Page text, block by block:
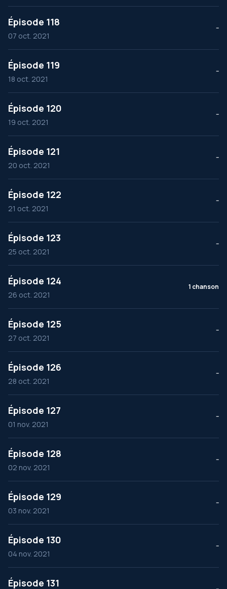
Épisode 118
07 oct. 2021
--
Épisode 119
18 oct. 2021
--
Épisode 120
19 oct. 2021
--
Épisode 121
20 oct. 2021
--
Épisode 122
21 oct. 2021
--
Épisode 123
25 oct. 2021
--
Épisode 124
26 oct. 2021
1 chanson
Épisode 125
27 oct. 2021
--
Épisode 126
28 oct. 2021
--
Épisode 127
01 nov. 2021
--
Épisode 128
02 nov. 2021
--
Épisode 129
03 nov. 2021
--
Épisode 130
04 nov. 2021
--
Épisode 131